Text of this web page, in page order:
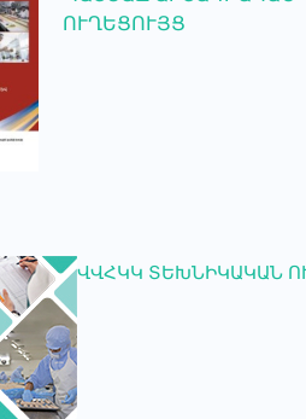
ՈՒՂԵՑՈՒՅՑ
ՎՎՀԿԿ ՏԵԽՆԻԿԱԿԱՆ